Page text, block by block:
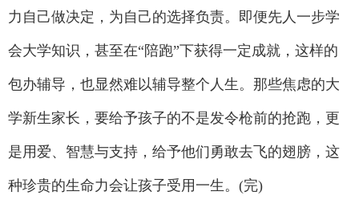
力自己做决定，为自己的选择负责。即便先人一步学
会大学知识，甚至在“陪跑”下获得一定成就，这样的
包办辅导，也显然难以辅导整个人生。那些焦虑的大
学新生家长，要给予孩子的不是发令枪前的抢跑，更
是用爱、智慧与支持，给予他们勇敢去飞的翅膀，这
种珍贵的生命力会让孩子受用一生。(完)